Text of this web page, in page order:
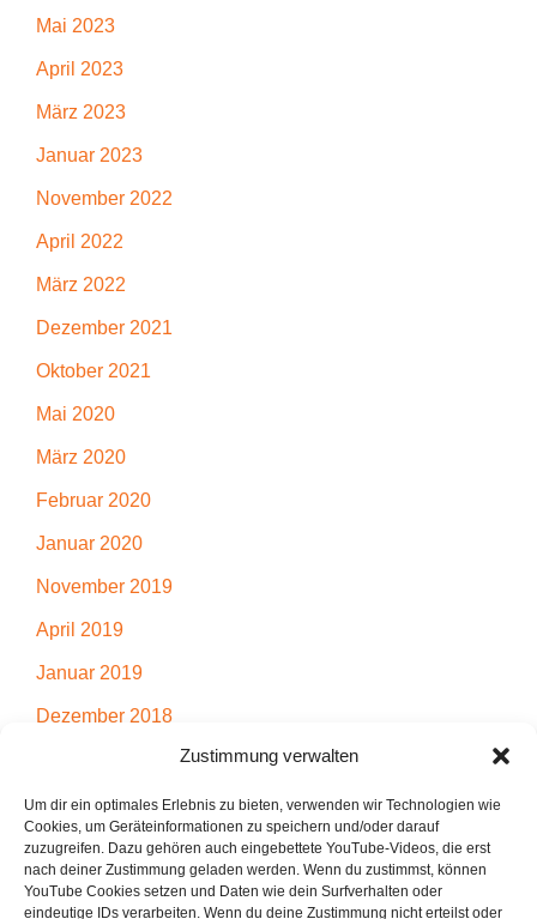
Zustimmung verwalten
Um dir ein optimales Erlebnis zu bieten, verwenden wir Technologien wie
Cookies, um Geräteinformationen zu speichern und/oder darauf
zuzugreifen. Dazu gehören auch eingebettete YouTube-Videos, die erst
nach deiner Zustimmung geladen werden. Wenn du zustimmst, können
YouTube Cookies setzen und Daten wie dein Surfverhalten oder
eindeutige IDs verarbeiten. Wenn du deine Zustimmung nicht erteilst oder
Mai 2023
April 2023
März 2023
Januar 2023
November 2022
April 2022
März 2022
Dezember 2021
Oktober 2021
Mai 2020
März 2020
Februar 2020
Januar 2020
November 2019
April 2019
Januar 2019
Dezember 2018
Juli 2018
April 2018
März 2018